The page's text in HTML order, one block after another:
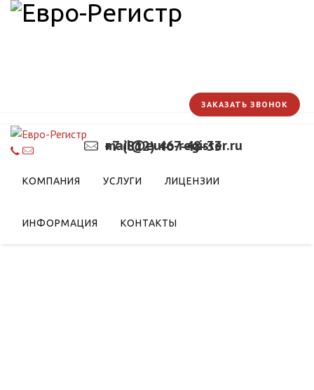
+7 (812) 467-48-33
mail@euro-register.ru
ЗАКАЗАТЬ ЗВОНОК
КОМПАНИЯ УСЛУГИ ЛИЦЕНЗИИ
ИНФОРМАЦИЯ КОНТАКТЫ